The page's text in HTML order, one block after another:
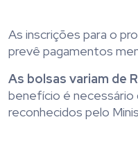
As inscrições para o
prevê pagamentos
As bolsas variam de
benefício é
reconhecidos pelo